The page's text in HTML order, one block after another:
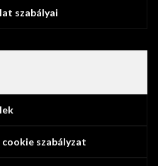
szabályai
szabályzat